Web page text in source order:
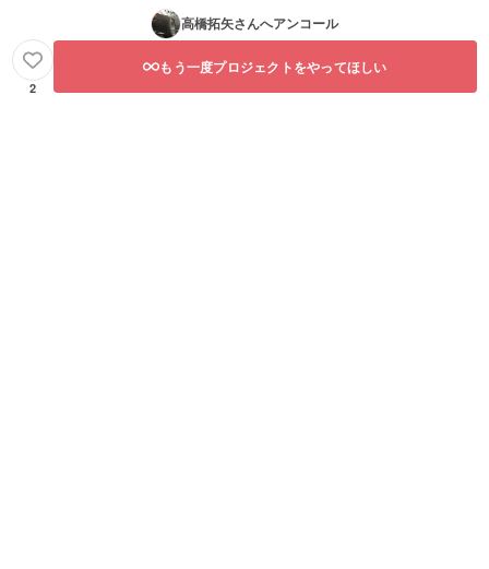
ントください。
検討よりしくお
願いします。
高橋拓矢さんへアンコール
2
もう一度プロジェクトをやってほしい